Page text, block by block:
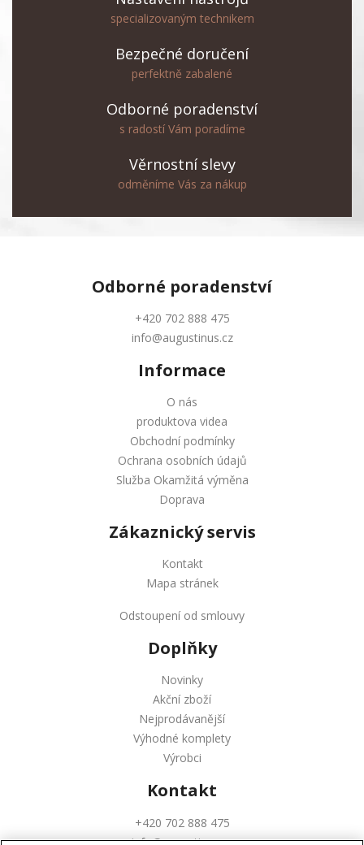
specializovaným technikem
Bezpečné doručení
perfektně zabalené
Odborné poradenství
s radostí Vám poradíme
Věrnostní slevy
odměníme Vás za nákup
Odborné poradenství
+420 702 888 475
info@augustinus.cz
Informace
O nás
produktova videa
Obchodní podmínky
Ochrana osobních údajů
Služba Okamžitá výměna
Doprava
Zákaznický servis
Kontakt
Mapa stránek
Odstoupení od smlouvy
Doplňky
Novinky
Akční zboží
Nejprodávanější
Výhodné komplety
Výrobci
Kontakt
+420 702 888 475